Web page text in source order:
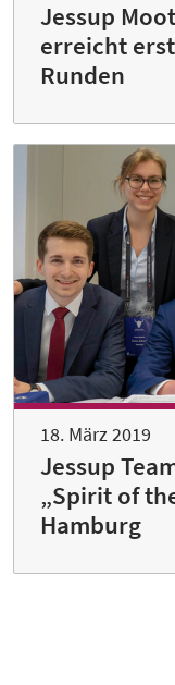
Jessup
erreicht
Runden
18. März 2019
Jessup
„Spirit of
Hamburg